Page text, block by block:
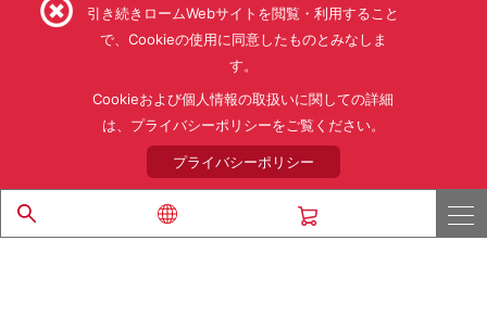
利用目的
プライバシーポリシー
サイトマップ
ローム製品の販売に関する標準契約条件書(PDF)
© 1997 - 2026 ROHM CO., LTD. ALL RIGHTS RESERVED.
引き続きロームWebサイトを閲覧・利用すること
で、Cookieの使用に同意したものとみなしま
す。
Cookieおよび個人情報の取扱いに関しての詳細
は、プライバシーポリシーをご覧ください。
プライバシーポリシー